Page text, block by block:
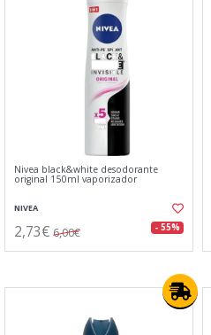
Nivea black&white desodorante
original 150ml vaporizador
NIVEA
2,73€ 6,00€ - 55%